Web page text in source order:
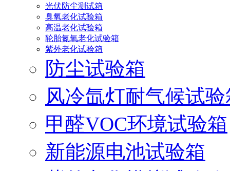
光伏防尘测试箱
臭氧老化试验箱
高温老化试验箱
轮胎氮氧老化试验箱
紫外老化试验箱
防尘试验箱
风冷氙灯耐气候试
甲醛VOC环境试验箱
新能源电池试验箱